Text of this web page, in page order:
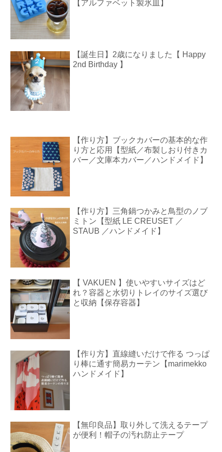
【アルファベット製氷皿】
【誕生日】2歳になりました【 Happy
2nd Birthday 】
【作り方】ブックカバーの基本的な作
り方と応用【型紙／布製しおり付きカ
バー／文庫本カバー／ハンドメイド】
【作り方】三角鍋つかみと鳥型のノブ
ミトン【型紙 LE CREUSET ／
STAUB ／ハンドメイド】
【 VAKUEN 】使いやすいサイズはど
れ？容器と水切りトレイのサイズ選び
と収納【保存容器】
【作り方】直線縫いだけで作る つっぱ
り棒に通す簡易カーテン【marimekko
ハンドメイド】
【無印良品】取り外して洗えるテープ
が便利！帽子の汚れ防止テープ